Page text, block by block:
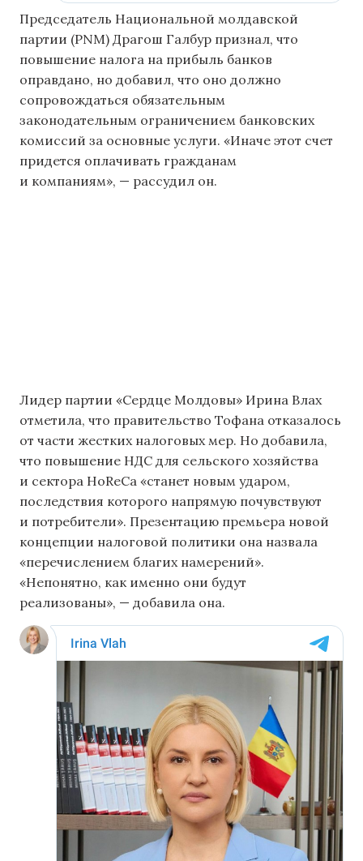
Председатель Национальной молдавской
партии (PNM) Драгош Галбур признал, что
повышение налога на прибыль банков
оправдано, но добавил, что оно должно
сопровождаться обязательным
законодательным ограничением банковских
комиссий за основные услуги. «Иначе этот счет
придется оплачивать гражданам
и компаниям», — рассудил он.
Лидер партии «Сердце Молдовы» Ирина Влах
отметила, что правительство Тофана отказалось
от части жестких налоговых мер. Но добавила,
что повышение НДС для сельского хозяйства
и сектора HoReCa «станет новым ударом,
последствия которого напрямую почувствуют
и потребители». Презентацию премьера новой
концепции налоговой политики она назвала
«перечислением благих намерений».
«Непонятно, как именно они будут
реализованы», — добавила она.